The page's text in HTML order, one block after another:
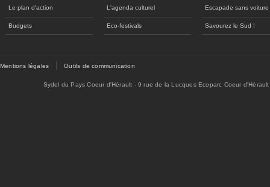
Le plan d'action
Budgets
L'agenda culturel
Eco-festivals
Escapade sans voiture
Savourez le Sud !
Mentions légales Outils de communication
Sydel du Pays Coeur d'Hérault - 9 rue de la Lucques Ecoparc Coeur